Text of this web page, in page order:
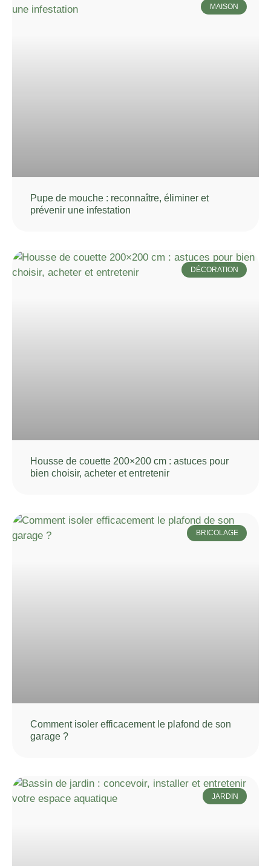
MAISON
Pupe de mouche : reconnaître, éliminer et
prévenir une infestation
DÉCORATION
Housse de couette 200×200 cm : astuces pour
bien choisir, acheter et entretenir
BRICOLAGE
Comment isoler efficacement le plafond de son
garage ?
JARDIN